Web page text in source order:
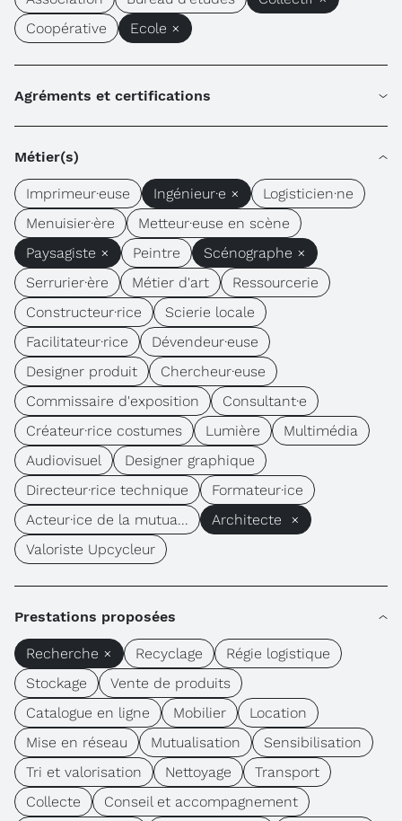
Coopérative
Ecole ×
Agréments et certifications
Métier(s)
Imprimeur·euse Ingénieur·e ×
Logisticien·ne
Menuisier·ère
Metteur·euse en scène
Paysagiste ×
Peintre
Scénographe ×
Serrurier·ère
Métier d'art
Ressourcerie
Constructeur·rice
Scierie locale
Facilitateur·rice
Dévendeur·euse
Designer produit
Chercheur·euse
Commissaire d'exposition
Consultant·e
Créateur·rice costumes
Lumière
Multimédia
Audiovisuel
Designer graphique
Directeur·rice technique
Formateur·ice
Acteur·ice de la mutua...
Architecte ×
Valoriste Upcycleur
Prestations proposées
Recherche × Recyclage
Régie logistique
Stockage
Vente de produits
Catalogue en ligne
Mobilier
Location
Mise en réseau
Mutualisation
Sensibilisation
Tri et valorisation
Nettoyage
Transport
Collecte
Conseil et accompagnement